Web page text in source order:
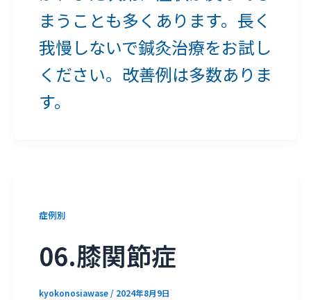
まうことも多くあります。長く
我慢しないで鍼灸治療をお試し
ください。改善例は多数ありま
す。
症例別
06.膝関節症
kyokonosiawase / 2024年8月9日